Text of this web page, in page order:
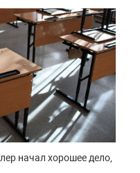
начал хорошее дело,